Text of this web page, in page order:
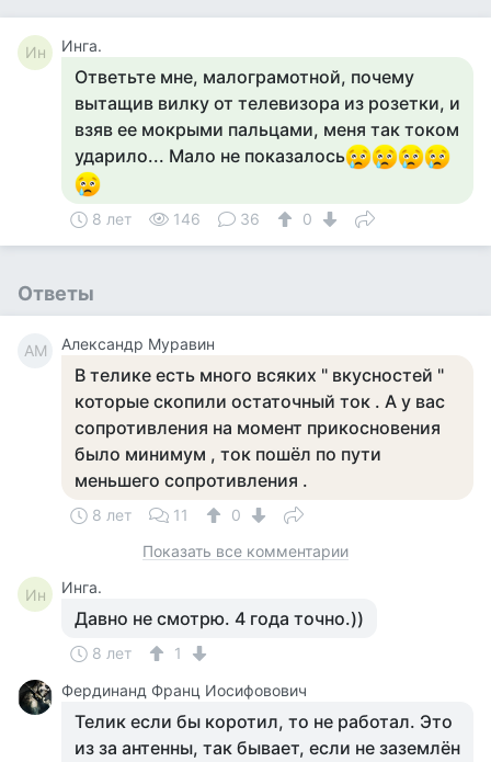
Ин Инга.
Ответьте мне, малограмотной, почему
вытащив вилку от телевизора из розетки, и
взяв ее мокрыми пальцами, меня так током
ударило... Мало не показалось
8 лет 146 36 0
Ответы
АМ Александр Муравин
В телике есть много всяких " вкусностей "
которые скопили остаточный ток . А у вас
сопротивления на момент прикосновения
было минимум , ток пошёл по пути
меньшего сопротивления .
8 лет 11
0
Показать все комментарии
Ин Инга.
Давно не смотрю. 4 года точно.))
8 лет
1
Фердинанд Франц Иосифовович
Телик если бы коротил, то не работал. Это
из за антенны, так бывает, если не заземлён